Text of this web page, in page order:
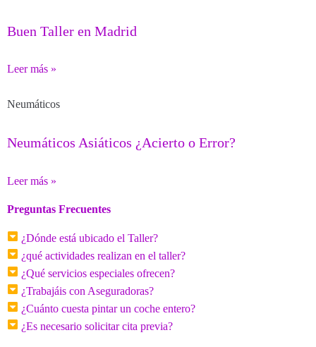
Buen Taller en Madrid
Leer más »
Neumáticos
Neumáticos Asiáticos ¿Acierto o Error?
Leer más »
Preguntas Frecuentes
¿Dónde está ubicado el Taller?
¿qué actividades realizan en el taller?
¿Qué servicios especiales ofrecen?
¿Trabajáis con Aseguradoras?
¿Cuánto cuesta pintar un coche entero?
¿Es necesario solicitar cita previa?